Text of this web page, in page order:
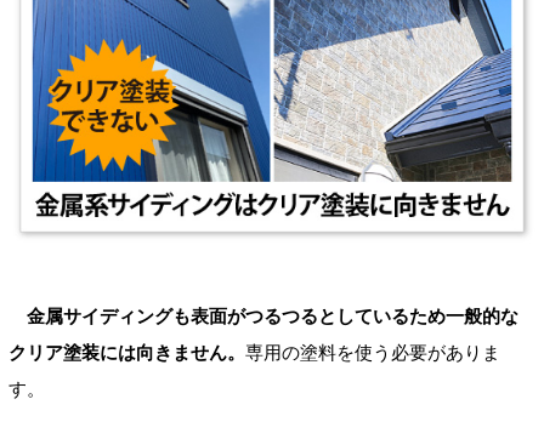
金属サイディングも表面がつるつるとしているため一般的な
クリア塗装には向きません。 専用の塗料を使う必要がありま
す。